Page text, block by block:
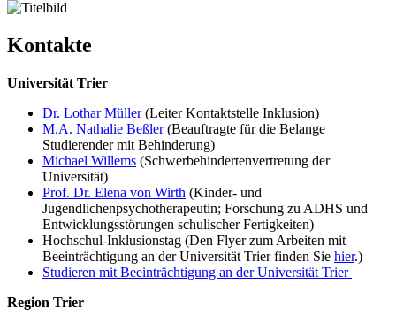
Kontakte
Universität Trier
Dr. Lothar Müller(Leiter Kontaktstelle Inklusion)
M.A. Nathalie Beßler(Beauftragte für die Belange
Studierender mit Behinderung)
Michael Willems (Schwerbehindertenvertretung der
Universität)
Prof. Dr. Elena von Wirth (Kinder- und
Jugendlichenpsychotherapeutin; Forschung zu ADHS und
Entwicklungsstörungen schulischer Fertigkeiten)
Hochschul-Inklusionstag (Den Flyer zum Arbeiten mit
Beeinträchtigung an der Universität Trier finden Sie hier.)
Studieren mit Beeinträchtigung an der Universität Trier
Region Trier